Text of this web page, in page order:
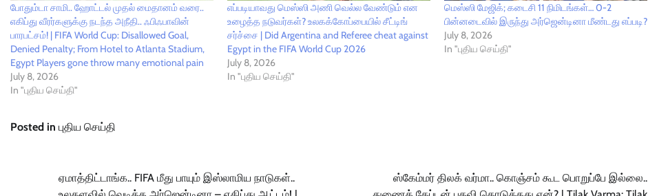
போதும்டா சாமி.. ஹோட்டல் முதல் மைதானம் வரை..
எகிப்து வீரர்களுக்கு நடந்த அநீதி.. ஃபிஃபாவின்
பாரபட்சம்! | FIFA World Cup: Disallowed Goal,
Denied Penalty; From Hotel to Atlanta Stadium,
Egypt Players gone throw many emotional pain
July 8, 2026
In "புதிய செய்தி"
எப்படியாவது மெஸ்ஸி அணி வெல்ல வேண்டும் என
உழைத்த நடுவர்கள்? உலகக்கோப்பையில் சீட்டிங்
சர்ச்சை | Did Argentina and Referee cheat against
Egypt in the FIFA World Cup 2026
July 8, 2026
In "புதிய செய்தி"
மெஸ்ஸி மேஜிக்; கடைசி 11 நிமிடங்கள்… 0-2
பின்னடைவில் இருந்து அர்ஜென்டினா மீண்டது எப்படி?
July 8, 2026
In "புதிய செய்தி"
Posted in புதிய செய்தி
ஏமாத்திட்டாங்க.. FIFA மீது பாயும் இஸ்லாமிய நாடுகள்..
ஸ்கேம்மர் திலக் வர்மா.. கொஞ்சம் கூட பொறுப்பே இல்லை..